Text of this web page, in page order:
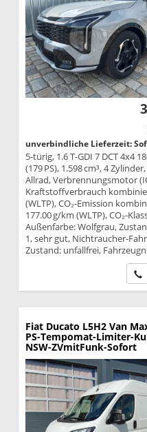
unverbindliche Lieferzeit:
5-türig, 1.6 T-GDI 7 DCT 4x4
(179 PS), 1.598 cm³, 4
Allrad, Verbrennungsmotor
Kraftstoffverbrauch
(WLTP), CO₂-Emission
177.00 g/km (WLTP), CO₂-
Außenfarbe: Wolfgrau,
1, sehr gut, Nichtraucher-
Zustand: unfallfrei,
Fiat Ducato L5H2 Van
PS-Tempomat-Limiter-
NSW-ZVmitFunk-Sofort